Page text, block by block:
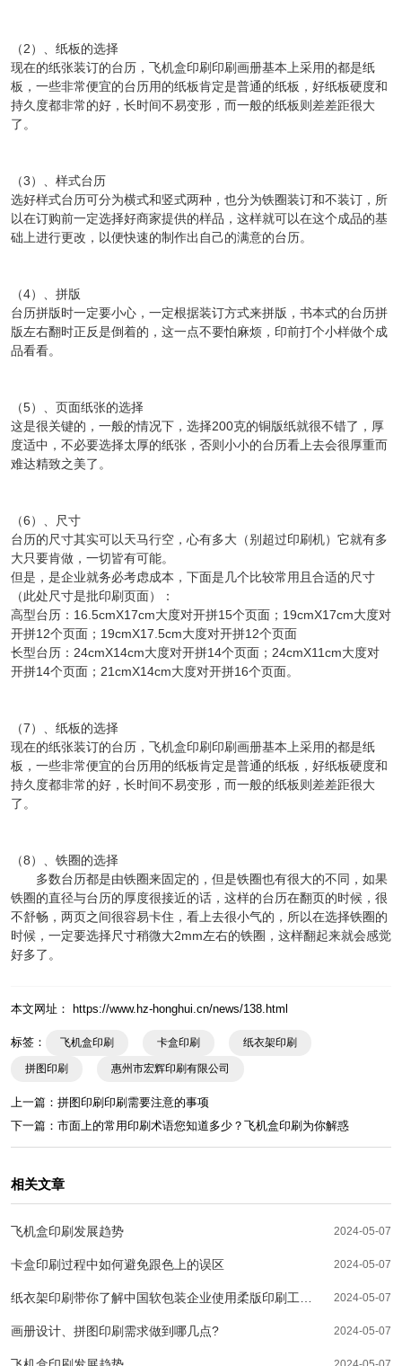
（2）、纸板的选择
现在的纸张装订的台历，飞机盒印刷印刷画册基本上采用的都是纸
板，一些非常便宜的台历用的纸板肯定是普通的纸板，好纸板硬度和
持久度都非常的好，长时间不易变形，而一般的纸板则差差距很大
了。
（3）、样式台历
选好样式台历可分为横式和竖式两种，也分为铁圈装订和不装订，所
以在订购前一定选择好商家提供的样品，这样就可以在这个成品的基
础上进行更改，以便快速的制作出自己的满意的台历。
（4）、拼版
台历拼版时一定要小心，一定根据装订方式来拼版，书本式的台历拼
版左右翻时正反是倒着的，这一点不要怕麻烦，印前打个小样做个成
品看看。
（5）、页面纸张的选择
这是很关键的，一般的情况下，选择200克的铜版纸就很不错了，厚
度适中，不必要选择太厚的纸张，否则小小的台历看上去会很厚重而
难达精致之美了。
（6）、尺寸
台历的尺寸其实可以天马行空，心有多大（别超过印刷机）它就有多
大只要肯做，一切皆有可能。
但是，是企业就务必考虑成本，下面是几个比较常用且合适的尺寸
（此处尺寸是批印刷页面）：
高型台历：16.5cmX17cm大度对开拼15个页面；19cmX17cm大度对
开拼12个页面；19cmX17.5cm大度对开拼12个页面
长型台历：24cmX14cm大度对开拼14个页面；24cmX11cm大度对
开拼14个页面；21cmX14cm大度对开拼16个页面。
（7）、纸板的选择
现在的纸张装订的台历，飞机盒印刷印刷画册基本上采用的都是纸
板，一些非常便宜的台历用的纸板肯定是普通的纸板，好纸板硬度和
持久度都非常的好，长时间不易变形，而一般的纸板则差差距很大
了。
（8）、铁圈的选择
多数台历都是由铁圈来固定的，但是铁圈也有很大的不同，如果
铁圈的直径与台历的厚度很接近的话，这样的台历在翻页的时候，很
不舒畅，两页之间很容易卡住，看上去很小气的，所以在选择铁圈的
时候，一定要选择尺寸稍微大2mm左右的铁圈，这样翻起来就会感觉
好多了。
本文网址： https://www.hz-honghui.cn/news/138.html
标签： 飞机盒印刷 卡盒印刷 纸衣架印刷
拼图印刷 惠州市宏辉印刷有限公司
上一篇： 拼图印刷印刷需要注意的事项
下一篇： 市面上的常用印刷术语您知道多少？飞机盒印刷为你解惑
相关文章
2024-05-07
飞机盒印刷发展趋势
2024-05-07
卡盒印刷过程中如何避免跟色上的误区
2024-05-07
纸衣架印刷带你了解中国软包装企业使用柔版印刷工艺
2024-05-07
画册设计、拼图印刷需求做到哪几点?